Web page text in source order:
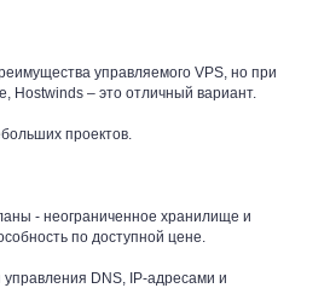
управляемого VPS, но при
Hostwinds – это отличный вариант.
проектов.
- неограниченное хранилище и
по доступной цене.
DNS, IP-адресами и